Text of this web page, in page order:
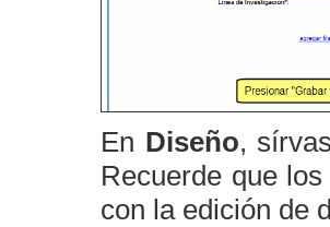
En Diseño,
Recuerde que
con la edición de